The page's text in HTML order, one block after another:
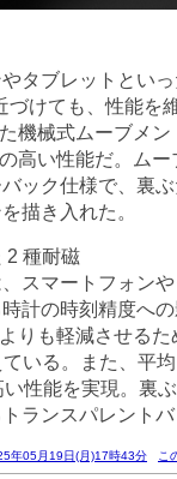
ブレットといっ
づけても、性能を
機械式ムーブメ
高い性能だ。ム
ック仕様で、裏
描き入れた。
2 種耐磁
マートフォンや
計の時刻精度へ
よりも軽減させる
いる。また、平
性能を実現。裏
ランスパレント
年05月19日(月)17時43分 こ